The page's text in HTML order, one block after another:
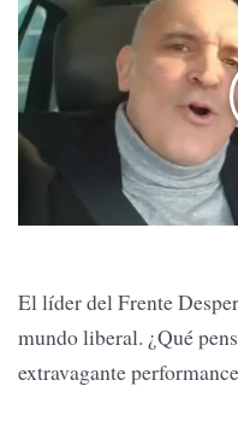
El líder del Frente
mundo liberal. ¿Qué
extravagante